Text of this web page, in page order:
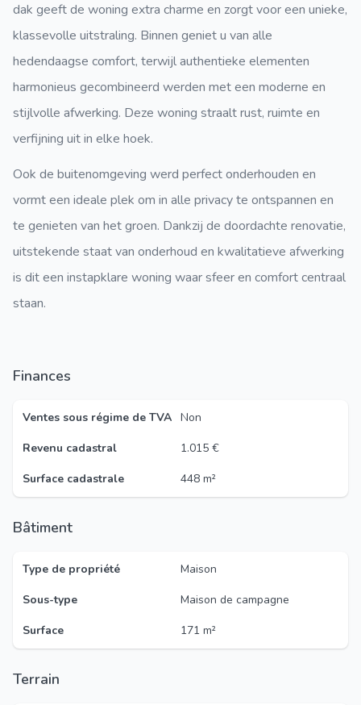
dak geeft de woning extra charme en zorgt voor een unieke,
klassevolle uitstraling. Binnen geniet u van alle
hedendaagse comfort, terwijl authentieke elementen
harmonieus gecombineerd werden met een moderne en
stijlvolle afwerking. Deze woning straalt rust, ruimte en
verfijning uit in elke hoek.
Ook de buitenomgeving werd perfect onderhouden en
vormt een ideale plek om in alle privacy te ontspannen en
te genieten van het groen. Dankzij de doordachte renovatie,
uitstekende staat van onderhoud en kwalitatieve afwerking
is dit een instapklare woning waar sfeer en comfort centraal
staan.
Finances
Ventes sous régime de TVA Non
Revenu cadastral
1.015 €
Surface cadastrale
448 m²
Bâtiment
Type de propriété
Maison
Sous-type
Maison de campagne
Surface
171 m²
Terrain